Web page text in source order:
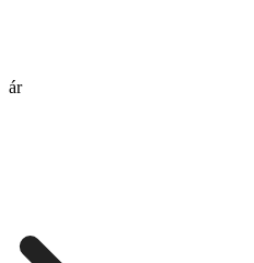
ár